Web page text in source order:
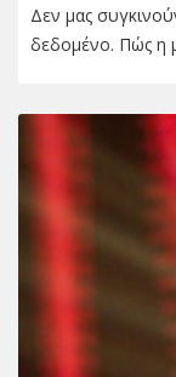
Δεν μας
δεδομένο. Πώς η